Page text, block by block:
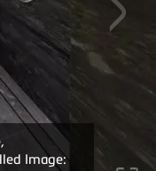
Image: